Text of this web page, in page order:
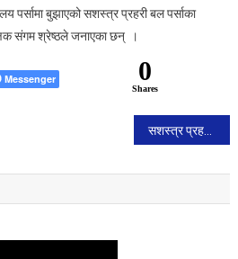
पर्सामा बुझाएको सशस्त्र प्रहरी बल पर्साका
संगम श्रेष्ठले जनाएका छन् ।
Messenger 0
Shares
सशस्त्र प्रहरी बल मकवानपुरका एसपी अनिल कार्कीको कमान्डमा भारी मात्रामा ९१९ किलो गाँजा पक्राउ